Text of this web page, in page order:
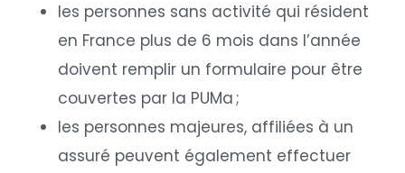
les personnes sans activité qui résident
en France plus de 6 mois dans l’année
doivent remplir un formulaire pour être
couvertes par la PUMa ;
les personnes majeures, affiliées à un
assuré peuvent également effectuer